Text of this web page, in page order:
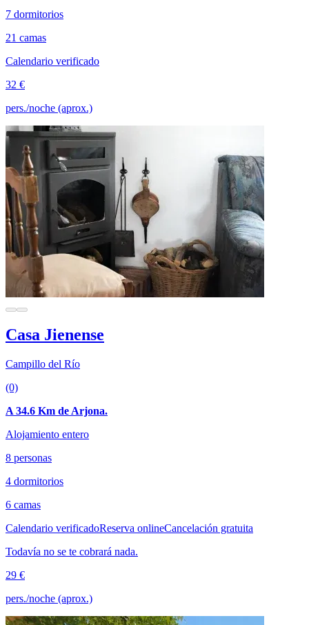
7 dormitorios
21 camas
Calendario verificado
32 €
pers./noche (aprox.)
Casa Jienense
Campillo del Río
(0)
A 34.6 Km de Arjona.
Alojamiento entero
8 personas
4 dormitorios
6 camas
Calendario verificadoReserva onlineCancelación gratuita
Todavía no se te cobrará nada.
29 €
pers./noche (aprox.)